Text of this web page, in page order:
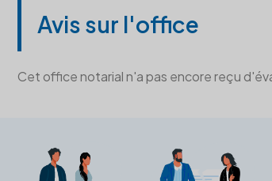
Avis sur l'office
Cet office notarial n'a pas encore reçu